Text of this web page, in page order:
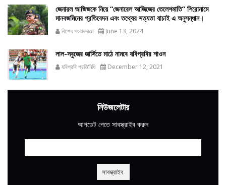
জেনারল আজিজকে নিয়ে “জেনারেল আজিজের তেলেশমাতি” শিরোনামে
মানবজমিনের প্রতিবেদন এবং তথ্যের সত্যতা যাচাই এ অনুসন্ধান।
বিশেষ সংবাদদাতা June 13, 2024
লাল-সবুজের জার্সিতে মাঠে নামবে যবিপ্রবির শাওন
যবিপ্রবি প্রতিনিধি December 12, 2021
নিউজলেটার
আপডেট পেতে সাবস্ক্রাইব করুন